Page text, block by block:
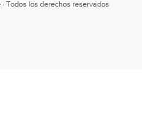
· Todos los derechos reservados